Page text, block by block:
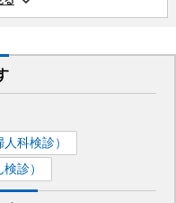
科検診）
診）